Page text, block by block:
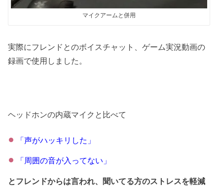
マイクアームと併用
実際にフレンドとのボイスチャット、ゲーム実況動画の
録画で使用しました。
ヘッドホンの内蔵マイクと比べて
「声がハッキリした」
「周囲の音が入ってない」
とフレンドからは言われ、聞いてる方のストレスを軽減